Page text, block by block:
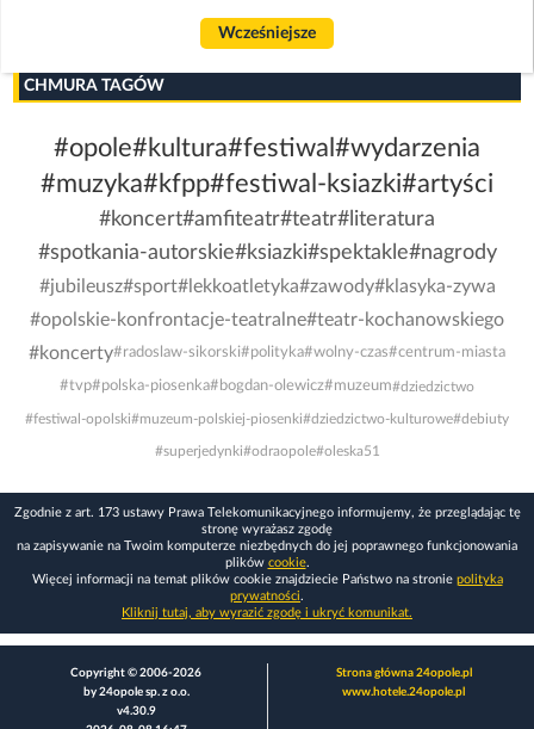
Wcześniejsze
CHMURA TAGÓW
#opole#kultura#festiwal #wydarzenia
#muzyka#kfpp#festiwal-ksiazki#artyści
#koncert#amfiteatr#teatr#literatura
#spotkania-autorskie#ksiazki#spektakle#nagrody
#jubileusz#sport#lekkoatletyka#zawody#klasyka-zywa
#opolskie-konfrontacje-teatralne#teatr-kochanowskiego
#koncerty#radoslaw-sikorski#polityka#wolny-czas#centrum-miasta
#tvp#polska-piosenka#bogdan-olewicz#muzeum#dziedzictwo
#festiwal-opolski#muzeum-polskiej-piosenki#dziedzictwo-kulturowe#debiuty
#superjedynki#odraopole#oleska51
Zgodnie z art. 173 ustawy Prawa Telekomunikacyjnego informujemy, że przeglądając tę
stronę wyrażasz zgodę
na zapisywanie na Twoim komputerze niezbędnych do jej poprawnego funkcjonowania
plików cookie.
Więcej informacji na temat plików cookie znajdziecie Państwo na stronie polityka
prywatności.
Kliknij tutaj, aby wyrazić zgodę i ukryć komunikat.
Copyright © 2006-2026
by 24opole sp. z o.o.
v4.30.9
Strona główna 24opole.pl
www.hotele.24opole.pl